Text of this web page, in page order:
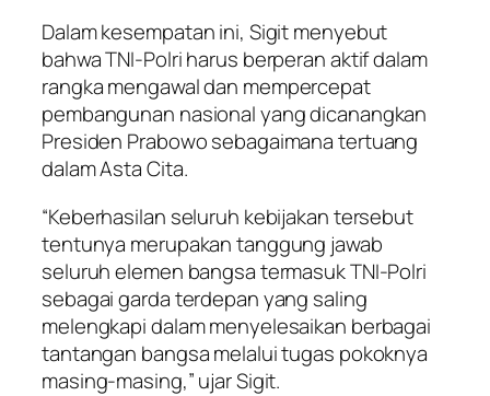
Dalam kesempatan ini, Sigit menyebut
bahwa TNI-Polri harus berperan aktif dalam
rangka mengawal dan mempercepat
pembangunan nasional yang dicanangkan
Presiden Prabowo sebagaimana tertuang
dalam Asta Cita.
“Keberhasilan seluruh kebijakan tersebut
tentunya merupakan tanggung jawab
seluruh elemen bangsa termasuk TNI-Polri
sebagai garda terdepan yang saling
melengkapi dalam menyelesaikan berbagai
tantangan bangsa melalui tugas pokoknya
masing-masing,” ujar Sigit.